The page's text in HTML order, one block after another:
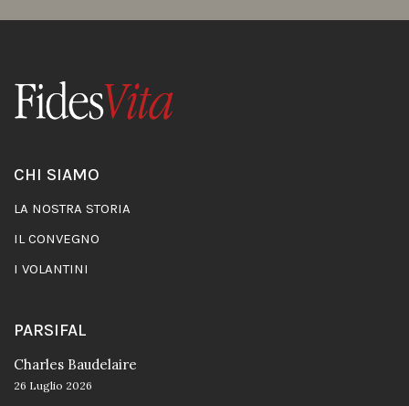
CHI SIAMO
LA NOSTRA STORIA
IL CONVEGNO
I VOLANTINI
PARSIFAL
Charles Baudelaire
26 Luglio 2026